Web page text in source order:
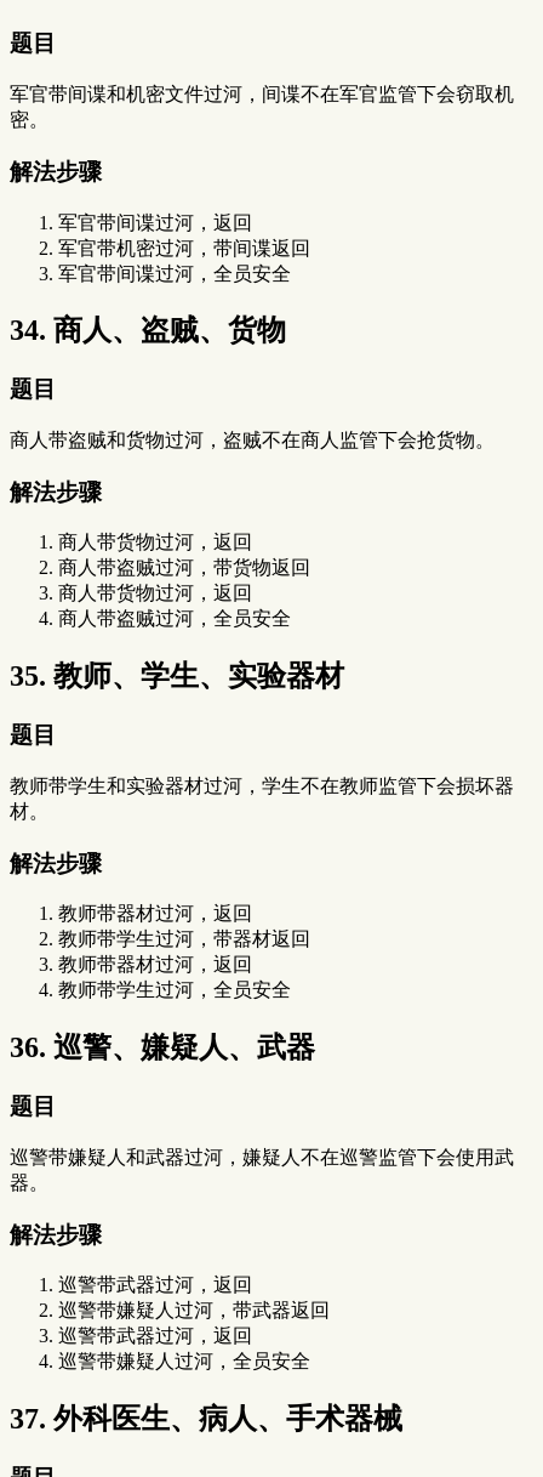
题目
军官带间谍和机密文件过河，间谍不在军官监管下会窃取机
密。
解法步骤
军官带间谍过河，返回
军官带机密过河，带间谍返回
军官带间谍过河，全员安全
34. 商人、盗贼、货物
题目
商人带盗贼和货物过河，盗贼不在商人监管下会抢货物。
解法步骤
商人带货物过河，返回
商人带盗贼过河，带货物返回
商人带货物过河，返回
商人带盗贼过河，全员安全
35. 教师、学生、实验器材
题目
教师带学生和实验器材过河，学生不在教师监管下会损坏器
材。
解法步骤
教师带器材过河，返回
教师带学生过河，带器材返回
教师带器材过河，返回
教师带学生过河，全员安全
36. 巡警、嫌疑人、武器
题目
巡警带嫌疑人和武器过河，嫌疑人不在巡警监管下会使用武
器。
解法步骤
巡警带武器过河，返回
巡警带嫌疑人过河，带武器返回
巡警带武器过河，返回
巡警带嫌疑人过河，全员安全
37. 外科医生、病人、手术器械